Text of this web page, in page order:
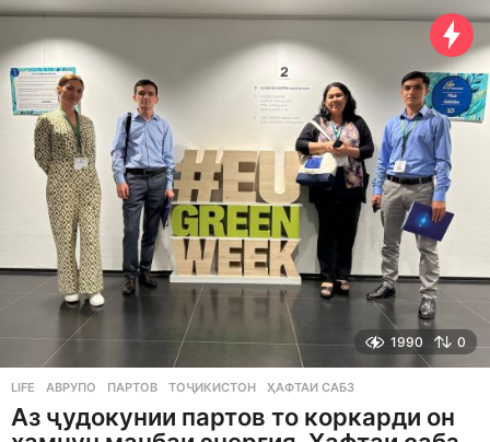
r
o
1990 0
LIFE АВРУПО ,ПАРТОВ ,ТОҶИКИСТОН ,ҲАФТАИ САБЗ
Аз ҷудокунии партов то коркарди он